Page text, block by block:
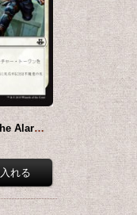
急報/Raise the Alarm 【日本語版】 [EVK-白C]